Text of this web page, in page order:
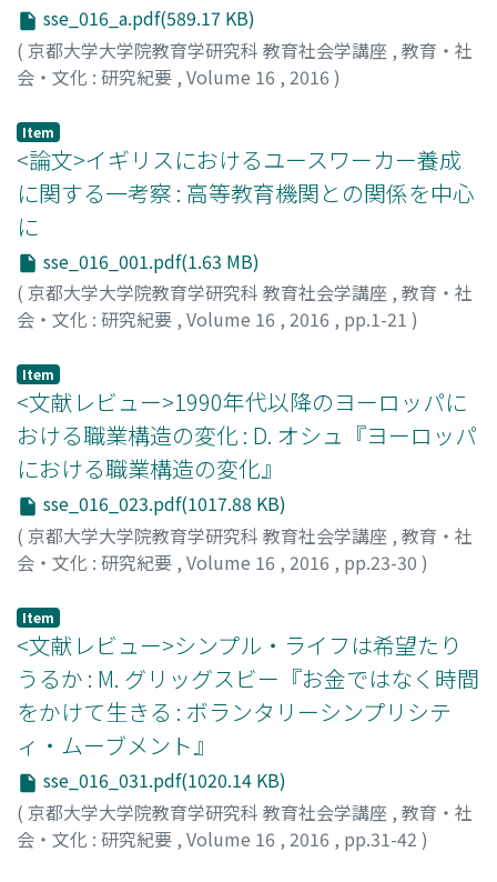
sse_016_a.pdf(589.17 KB)
( 京都大学大学院教育学研究科 教育社会学講座 , 教育・社
会・文化 : 研究紀要 , Volume 16 , 2016 )
Item
<論文>イギリスにおけるユースワーカー養成
に関する一考察 : 高等教育機関との関係を中心
に
sse_016_001.pdf(1.63 MB)
( 京都大学大学院教育学研究科 教育社会学講座 , 教育・社
会・文化 : 研究紀要 , Volume 16 , 2016 , pp.1-21 )
Item
<文献レビュー>1990年代以降のヨーロッパに
おける職業構造の変化 : D. オシュ『ヨーロッパ
における職業構造の変化』
sse_016_023.pdf(1017.88 KB)
( 京都大学大学院教育学研究科 教育社会学講座 , 教育・社
会・文化 : 研究紀要 , Volume 16 , 2016 , pp.23-30 )
ウItem
<文献レビュー>シンプル・ライフは希望たり
うるか : M. グリッグスビー『お金ではなく時間
をかけて生きる : ボランタリーシンプリシテ
ィ・ムーブメント』
sse_016_031.pdf(1020.14 KB)
( 京都大学大学院教育学研究科 教育社会学講座 , 教育・社
会・文化 : 研究紀要 , Volume 16 , 2016 , pp.31-42 )